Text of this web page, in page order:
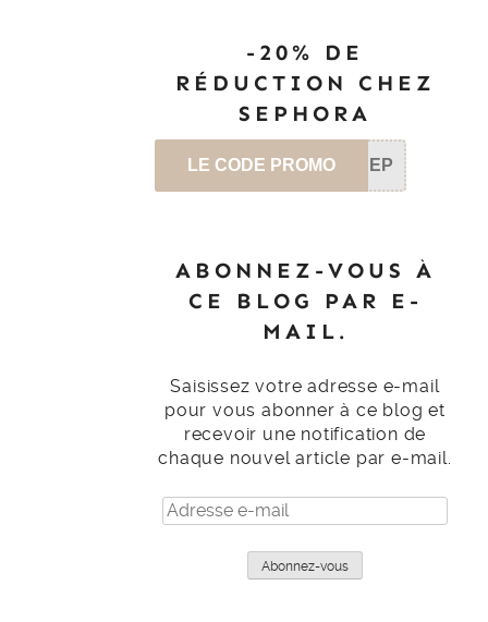
-20% DE
RÉDUCTION CHEZ
SEPHORA
LE CODE PROMO SEP
ABONNEZ-VOUS À
CE BLOG PAR E-
MAIL.
Saisissez votre adresse e-mail
pour vous abonner à ce blog et
recevoir une notification de
chaque nouvel article par e-mail.
Adresse
e-
Abonnez-vous